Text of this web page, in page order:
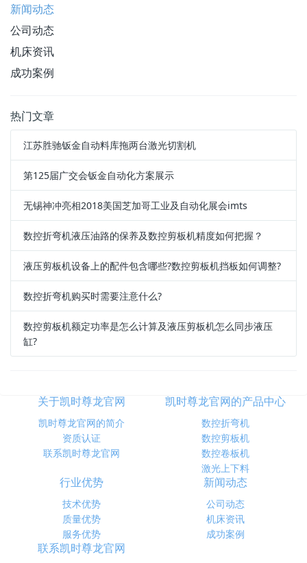
新闻动态
公司动态
机床资讯
成功案例
热门文章
江苏胜驰钣金自动料库拖两台激光切割机
第125届广交会钣金自动化方案展示
无锡神冲亮相2018美国芝加哥工业及自动化展会imts
数控折弯机液压油路的保养及数控剪板机精度如何把握？
液压剪板机设备上的配件包含哪些?数控剪板机挡板如何调整?
数控折弯机购买时需要注意什么?
数控剪板机额定功率是怎么计算及液压剪板机怎么同步液压
缸?
关于凯时尊龙官网
凯时尊龙官网的简介
资质认证
联系凯时尊龙官网
凯时尊龙官网的产品中心
数控折弯机
数控剪板机
数控卷板机
激光上下料
行业优势
技术优势
质量优势
服务优势
新闻动态
公司动态
机床资讯
成功案例
联系凯时尊龙官网